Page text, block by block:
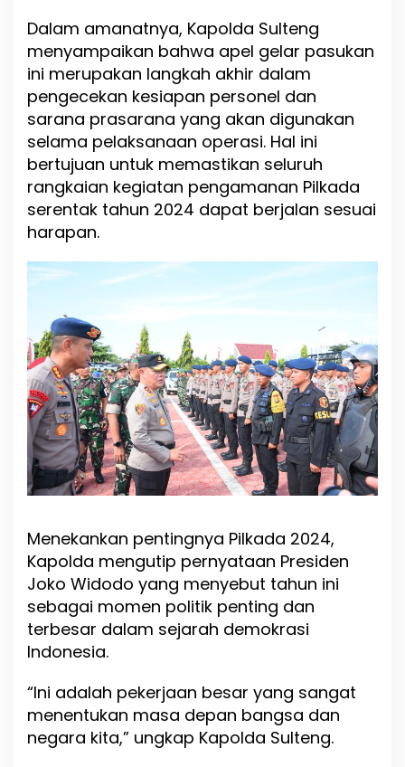
o
n
e
l
Dalam amanatnya, Kapolda Sulteng
menyampaikan bahwa apel gelar pasukan
ini merupakan langkah akhir dalam
pengecekan kesiapan personel dan
sarana prasarana yang akan digunakan
selama pelaksanaan operasi. Hal ini
bertujuan untuk memastikan seluruh
rangkaian kegiatan pengamanan Pilkada
serentak tahun 2024 dapat berjalan sesuai
harapan.
Menekankan pentingnya Pilkada 2024,
Kapolda mengutip pernyataan Presiden
Joko Widodo yang menyebut tahun ini
sebagai momen politik penting dan
terbesar dalam sejarah demokrasi
Indonesia.
“Ini adalah pekerjaan besar yang sangat
menentukan masa depan bangsa dan
negara kita,” ungkap Kapolda Sulteng.